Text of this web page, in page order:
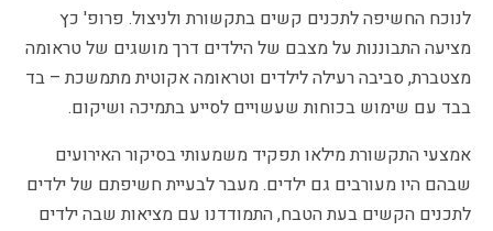
לנוכח החשיפה לתכנים קשים בתקשורת ולניצול. פרופ' כץ
מציעה התבוננות על מצבם של הילדים דרך מושגים של טראומה
מצטברת, סביבה רעילה לילדים וטראומה אקוטית מתמשכת – בד
בבד עם שימוש בכוחות שעשויים לסייע בתמיכה ושיקום.
אמצעי התקשורת מילאו תפקיד משמעותי בסיקור האירועים
שבהם היו מעורבים גם ילדים. מעבר לבעיית חשיפתם של ילדים
לתכנים הקשים בעת הטבח, התמודדנו עם מציאות שבה ילדים